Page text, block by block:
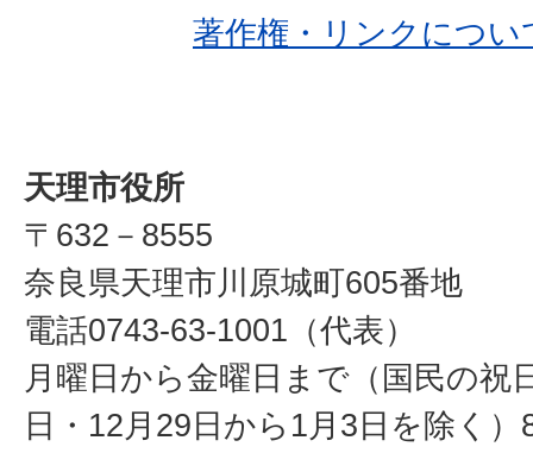
著作権・リンクについ
天理市役所
〒632－8555
奈良県天理市川原城町605番地
電話0743-63-1001（代表）
月曜日から金曜日まで（国民の祝
日・12月29日から1月3日を除く